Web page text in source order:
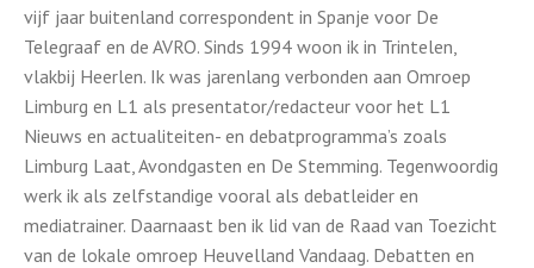
vijf jaar buitenland correspondent in Spanje voor De
Telegraaf en de AVRO. Sinds 1994 woon ik in Trintelen,
vlakbij Heerlen. Ik was jarenlang verbonden aan Omroep
Limburg en L1 als presentator/redacteur voor het L1
Nieuws en actualiteiten- en debatprogramma’s zoals
Limburg Laat, Avondgasten en De Stemming. Tegenwoordig
werk ik als zelfstandige vooral als debatleider en
mediatrainer. Daarnaast ben ik lid van de Raad van Toezicht
van de lokale omroep Heuvelland Vandaag. Debatten en